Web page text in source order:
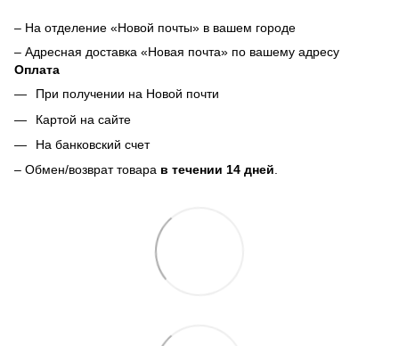
– На отделение «Новой почты» в вашем городе
– Адресная доставка «Новая почта» по вашему адресу
Оплата
При получении на Новой почти
Картой на сайте
На банковский счет
– Обмен/возврат товара в течении 14 дней.